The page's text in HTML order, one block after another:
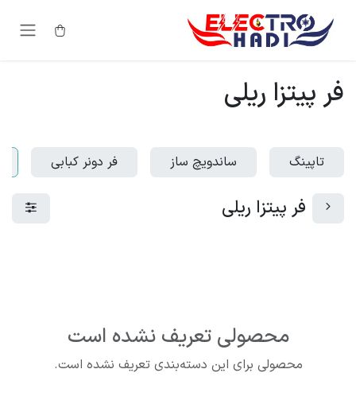
صرف نظر و مشاهده محتوا
فر پیتزا ریلی
تاپینگ ساندویچ ساز فر دونر کبابی
فر پیتزا ریلی
محصولی تعریف نشده است
محصولی برای این دسته‌بندی تعریف نشده است.